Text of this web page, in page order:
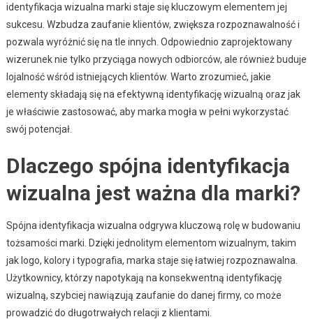
identyfikacja wizualna marki staje się kluczowym elementem jej
sukcesu. Wzbudza zaufanie klientów, zwiększa rozpoznawalność i
pozwala wyróżnić się na tle innych. Odpowiednio zaprojektowany
wizerunek nie tylko przyciąga nowych odbiorców, ale również buduje
lojalność wśród istniejących klientów. Warto zrozumieć, jakie
elementy składają się na efektywną identyfikację wizualną oraz jak
je właściwie zastosować, aby marka mogła w pełni wykorzystać
swój potencjał.
Dlaczego spójna identyfikacja
wizualna jest ważna dla marki?
Spójna identyfikacja wizualna odgrywa kluczową rolę w budowaniu
tożsamości marki. Dzięki jednolitym elementom wizualnym, takim
jak logo, kolory i typografia, marka staje się łatwiej rozpoznawalna.
Użytkownicy, którzy napotykają na konsekwentną identyfikację
wizualną, szybciej nawiązują zaufanie do danej firmy, co może
prowadzić do długotrwałych relacji z klientami.